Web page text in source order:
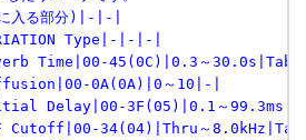
入る部分)|-|-|
Type|-|-|-|
Time|00-45(0C)|0.3～
0A(0A)|0～10|-|
Delay|00-3F(05)|0.1～
Cutoff|00-34(04)|Thru～